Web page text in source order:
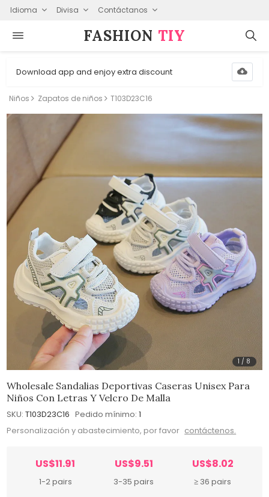
Idioma Divisa Contáctanos
FASHION⁠ TIY
Download app and enjoy extra discount
Niños Zapatos de niños T103D23C16
1 / 8
Wholesale Sandalias Deportivas Caseras Unisex Para
Niños Con Letras Y Velcro De Malla
SKU: T103D23C16 Pedido mínimo: 1
Personalización y abastecimiento, por favor contáctenos.
US$11.91
1-2 pairs
US$9.51
3-35 pairs
US$8.02
≥ 36 pairs